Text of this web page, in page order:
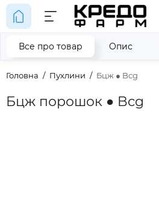
Головна Пухлини Бцж ● Bcg
Бцж порошок ● Bcg
Все про товар Опис